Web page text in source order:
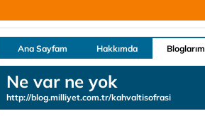
Ana Sayfam Hakkımda Bloglarım
Ne var ne yok
http://blog.milliyet.com.tr/kahvaltisofrasi